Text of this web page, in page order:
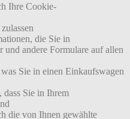
Ihre Cookie-
die Sie in
andere Formulare auf allen
Sie in einen Einkaufswagen
Sie in Ihrem
die von Ihnen gewählte